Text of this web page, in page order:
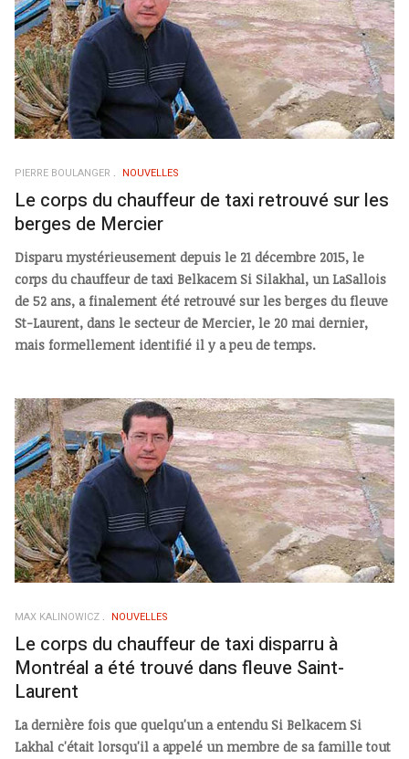
PIERRE BOULANGER NOUVELLES
Le corps du chauffeur de taxi retrouvé sur les
berges de Mercier
Disparu mystérieusement depuis le 21 décembre 2015, le
corps du chauffeur de taxi Belkacem Si Silakhal, un LaSallois
de 52 ans, a finalement été retrouvé sur les berges du fleuve
St-Laurent, dans le secteur de Mercier, le 20 mai dernier,
mais formellement identifié il y a peu de temps.
MAX KALINOWICZ NOUVELLES
Le corps du chauffeur de taxi disparru à
Montréal a été trouvé dans fleuve Saint-
Laurent
La dernière fois que quelqu'un a entendu Si Belkacem Si
Lakhal c'était lorsqu'il a appelé un membre de sa famille tout